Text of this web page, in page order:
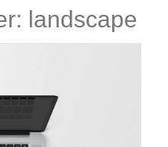
landscape